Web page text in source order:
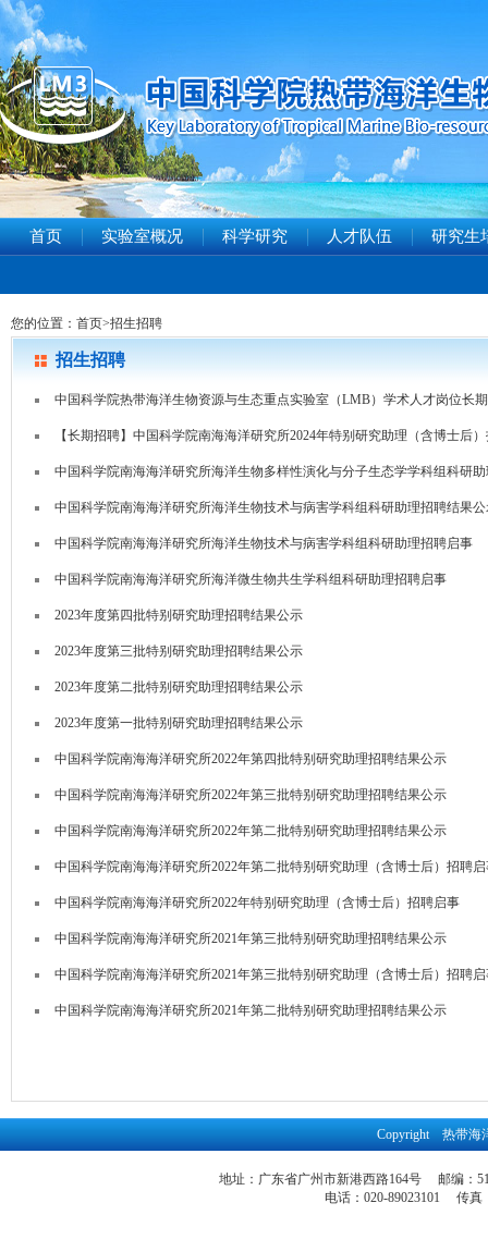
首页 实验室概况 科学研究 人才队伍 研究生
您的位置： 首页>招生招聘
招生招聘
中国科学院热带海洋生物资源与生态重点实验室（LMB）学术人才岗位长
【长期招聘】中国科学院南海海洋研究所2024年特别研究助理（含博士后
中国科学院南海海洋研究所海洋生物多样性演化与分子生态学学科组科研
中国科学院南海海洋研究所海洋生物技术与病害学科组科研助理招聘结果
中国科学院南海海洋研究所海洋生物技术与病害学科组科研助理招聘启事
中国科学院南海海洋研究所海洋微生物共生学科组科研助理招聘启事
2023年度第四批特别研究助理招聘结果公示
2023年度第三批特别研究助理招聘结果公示
2023年度第二批特别研究助理招聘结果公示
2023年度第一批特别研究助理招聘结果公示
中国科学院南海海洋研究所2022年第四批特别研究助理招聘结果公示
中国科学院南海海洋研究所2022年第三批特别研究助理招聘结果公示
中国科学院南海海洋研究所2022年第二批特别研究助理招聘结果公示
中国科学院南海海洋研究所2022年第二批特别研究助理（含博士后）招聘
中国科学院南海海洋研究所2022年特别研究助理（含博士后）招聘启事
中国科学院南海海洋研究所2021年第三批特别研究助理招聘结果公示
中国科学院南海海洋研究所2021年第三批特别研究助理（含博士后）招聘
中国科学院南海海洋研究所2021年第二批特别研究助理招聘结果公示
Copyright 热带海
地址：广东省广州市新港西路164号 邮编：
电话：020-89023101 传真